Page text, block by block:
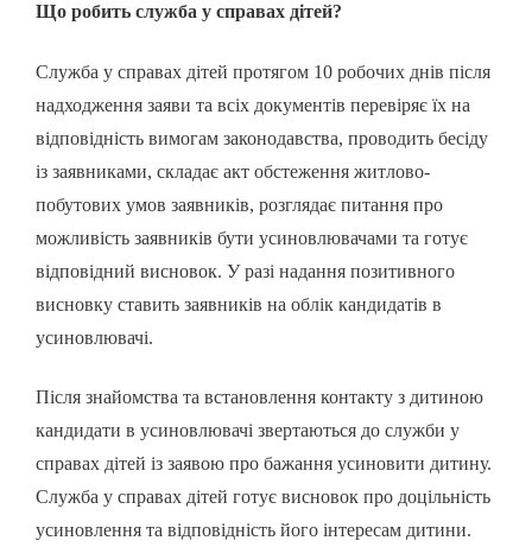
Що робить служба у справах дітей?
Служба у справах дітей протягом 10 робочих днів після
надходження заяви та всіх документів перевіряє їх на
відповідність вимогам законодавства, проводить бесіду
із заявниками, складає акт обстеження житлово-
побутових умов заявників, розглядає питання про
можливість заявників бути усиновлювачами та готує
відповідний висновок. У разі надання позитивного
висновку ставить заявників на облік кандидатів в
усиновлювачі.
Після знайомства та встановлення контакту з дитиною
кандидати в усиновлювачі звертаються до служби у
справах дітей із заявою про бажання усиновити дитину.
Служба у справах дітей готує висновок про доцільність
усиновлення та відповідність його інтересам дитини.